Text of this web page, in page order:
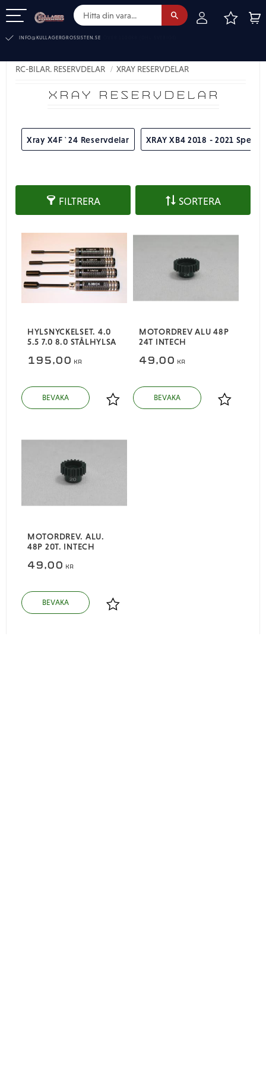
INFO@KULLAGERGROSSISTEN.SE
XRAY RESERVDELAR
RC-BILAR. RESERVDELAR XRAY RESERVDELAR
Xray X4F`24 Reservdelar XRAY XB4 2018 - 2021 Spec
FILTRERA SORTERA
HYLSNYCKELSET. 4.0
5.5 7.0 8.0 STÅLHYLSA
195,00 KR
Lägg till i favoriter
MOTORDREV ALU 48P
24T INTECH
49,00 KR
Lägg till i
MOTORDREV. ALU.
48P 20T. INTECH
49,00 KR
Lägg till i favoriter